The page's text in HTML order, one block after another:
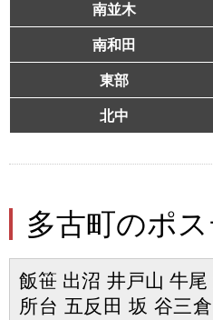
南並木
南和田
東部
北中
多古町のポ
飯笹 出沼 井戸山 牛
所台 五反田 坂 谷三